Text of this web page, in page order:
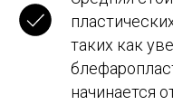
таких как
начинается
Оставить